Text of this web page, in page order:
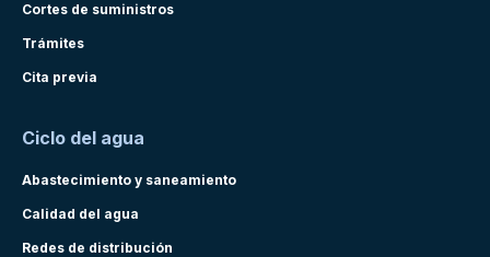
Cortes de suministros
Trámites
Cita previa
Ciclo del agua
Abastecimiento y saneamiento
Calidad del agua
Redes de distribución